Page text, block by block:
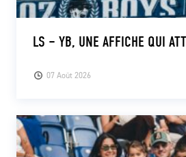
07 Août 2026
LS – YB, UNE AFFICHE QUI